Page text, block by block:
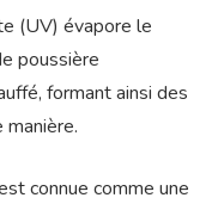
(UV) évapore le
poussière
formant ainsi des
connue comme une